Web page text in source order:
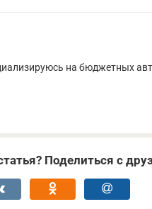
на бюджетных
Поделиться с